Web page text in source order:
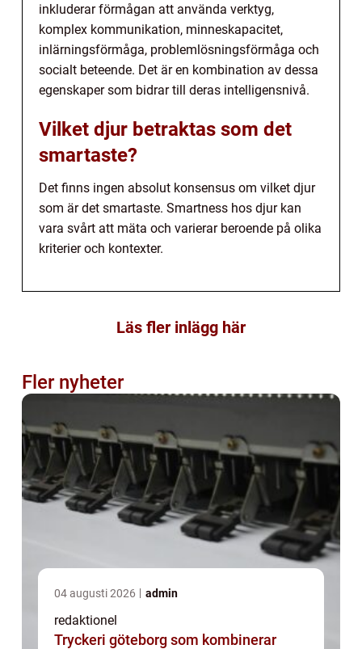
inkluderar förmågan att använda verktyg,
komplex kommunikation, minneskapacitet,
inlärningsförmåga, problemlösningsförmåga och
socialt beteende. Det är en kombination av dessa
egenskaper som bidrar till deras intelligensnivå.
Vilket djur betraktas som det
smartaste?
Det finns ingen absolut konsensus om vilket djur
som är det smartaste. Smartness hos djur kan
vara svårt att mäta och varierar beroende på olika
kriterier och kontexter.
Läs fler inlägg här
Fler nyheter
04 augusti 2026 admin
redaktionel
Tryckeri göteborg som kombinerar